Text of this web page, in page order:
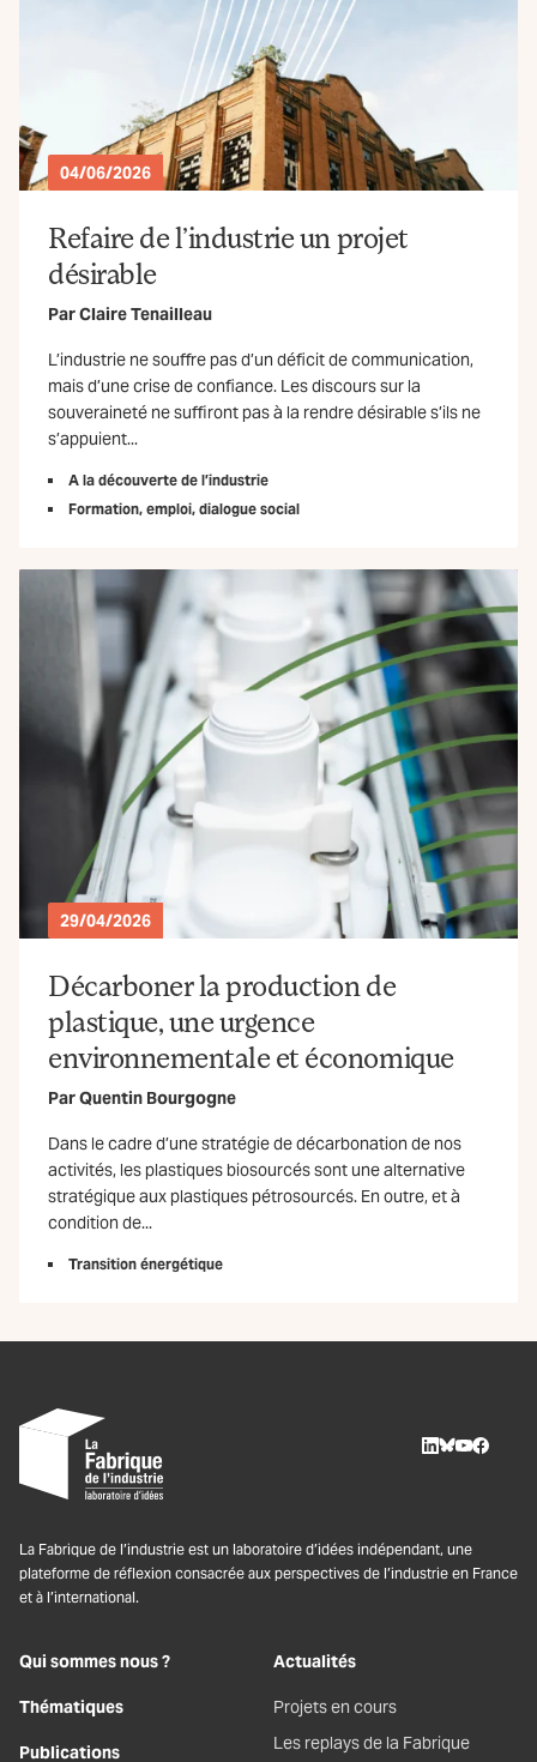
04/06/2026
Refaire de l’industrie un projet
désirable
ParClaire Tenailleau
L’industrie ne souffre pas d’un déficit de communication,
mais d’une crise de confiance. Les discours sur la
souveraineté ne suffiront pas à la rendre désirable s’ils ne
s’appuient...
A la découverte de l’industrie
Formation, emploi, dialogue social
29/04/2026
Décarboner la production de
plastique, une urgence
environnementale et économique
ParQuentin Bourgogne
Dans le cadre d’une stratégie de décarbonation de nos
activités, les plastiques biosourcés sont une alternative
stratégique aux plastiques pétrosourcés. En outre, et à
condition de...
Transition énergétique
La Fabrique de l’industrie est un laboratoire d’idées indépendant, une
plateforme de réflexion consacrée aux perspectives de l’industrie en France
et à l’international.
Qui sommes nous ?
Thématiques
Publications
Actualités
Projets en cours
Les replays de la Fabrique